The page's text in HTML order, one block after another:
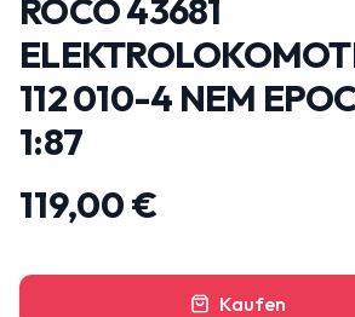
ROCO 43681
112 010-4 NEM
1:87
119,00 €
Kaufen